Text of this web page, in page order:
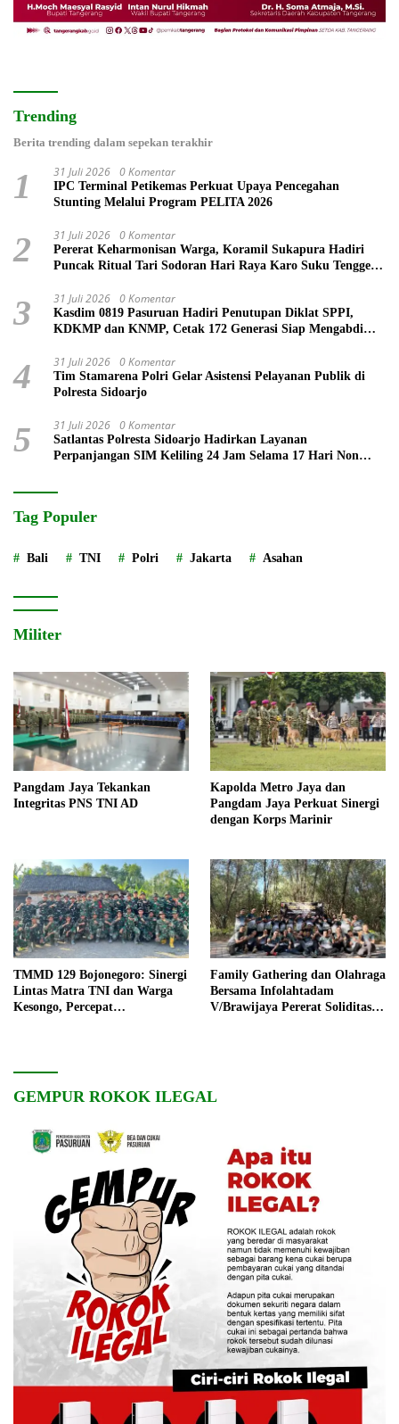
Trending
Berita trending dalam sepekan terakhir
1 31 Juli 2026 0 Komentar
IPC Terminal Petikemas Perkuat Upaya Pencegahan
Stunting Melalui Program PELITA 2026
2 31 Juli 2026 0 Komentar
Pererat Keharmonisan Warga, Koramil Sukapura Hadiri
Puncak Ritual Tari Sodoran Hari Raya Karo Suku Tengger
3 31 Juli 2026 0 Komentar
Kasdim 0819 Pasuruan Hadiri Penutupan Diklat SPPI,
KDKMP dan KNMP, Cetak 172 Generasi Siap Mengabdi
4 31 Juli 2026 0 Komentar
Tim Stamarena Polri Gelar Asistensi Pelayanan Publik di
Polresta Sidoarjo
5 31 Juli 2026 0 Komentar
Satlantas Polresta Sidoarjo Hadirkan Layanan
Perpanjangan SIM Keliling 24 Jam Selama 17 Hari Non
Tag Populer
Bali TNI Polri Jakarta Asahan
Militer
Pangdam Jaya Tekankan
Integritas PNS TNI AD
Kapolda Metro Jaya dan
Pangdam Jaya Perkuat Sinergi
dengan Korps Marinir
TMMD 129 Bojonegoro: Sinergi
Lintas Matra TNI dan Warga
Kesongo, Percepat
Family Gathering dan Olahraga
Bersama Infolahtadam
V/Brawijaya Pererat Soliditas
GEMPUR ROKOK ILEGAL